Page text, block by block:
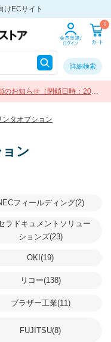
けECサイト
0
詳細検索
お知らせ（閉鎖日時：2026
ンタオプション
ン
フィールディング(2)
ラドキュメントソリュー
ションズ(23)
OKI(19)
リコー(138)
ブラザー工業(11)
FUJITSU(8)